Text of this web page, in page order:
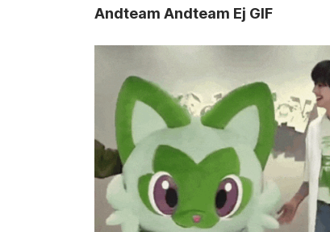
Andteam Andteam Ej GIF